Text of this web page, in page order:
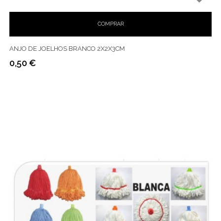
COMPRAR
ANJO DE JOELHOS BRANCO 2X2X3CM
Preço
0,50 €